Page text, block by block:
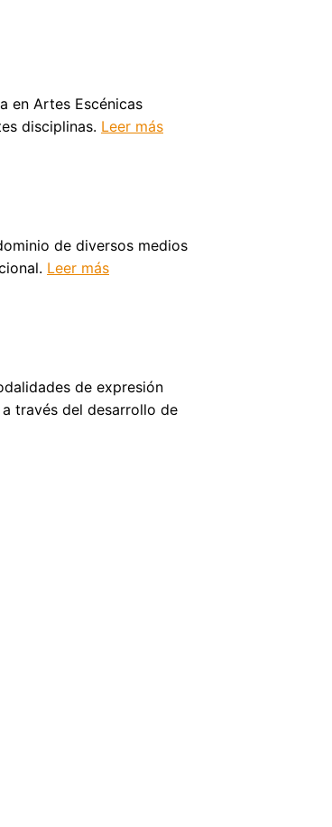
en Artes Escénicas
disciplinas. Leer más
de diversos medios
Leer más
de expresión
través del desarrollo de